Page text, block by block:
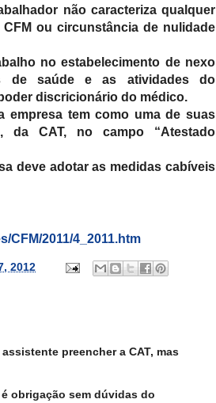
não caracteriza qualquer
ou circunstância de nulidade
no estabelecimento de nexo
de saúde e as atividades do
discricionário do médico.
empresa tem como uma de suas
da CAT, no campo “Atestado
deve adotar as medidas cabíveis
CFM/2011/4_2011.htm
2012
preencher a CAT, mas
obrigação sem dúvidas do